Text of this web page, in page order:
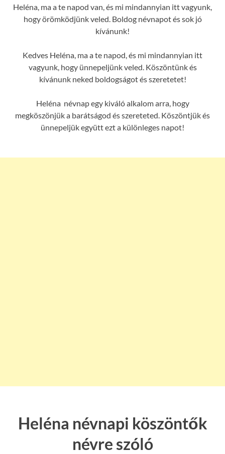
Heléna, ma a te napod van, és mi mindannyian itt vagyunk,
hogy örömködjünk veled. Boldog névnapot és sok jó
kívánunk!
Kedves Heléna, ma a te napod, és mi mindannyian itt
vagyunk, hogy ünnepeljünk veled. Köszöntünk és
kívánunk neked boldogságot és szeretetet!
Heléna névnap egy kiváló alkalom arra, hogy
megköszönjük a barátságod és szereteted. Köszöntjük és
ünnepeljük együtt ezt a különleges napot!
Heléna névnapi köszöntők
névre szóló